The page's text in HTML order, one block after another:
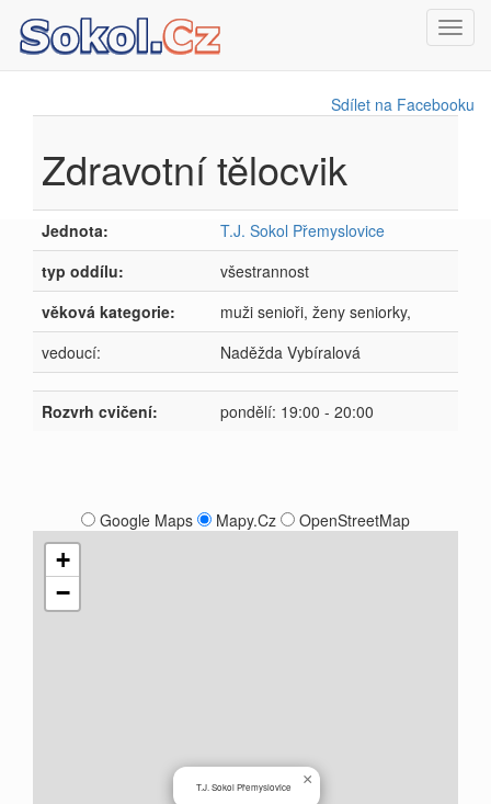
Sdílet na Facebooku
Zdravotní tělocvik
Jednota:
T.J. Sokol Přemyslovice
typ oddílu:
všestrannost
věková kategorie:
muži senioři, ženy seniorky,
vedoucí:
Naděžda Vybíralová
Rozvrh cvičení: pondělí: 19:00 - 20:00
Google Maps Mapy.Cz OpenStreetMap
T.J. Sokol Přemyslovice ×
+
−